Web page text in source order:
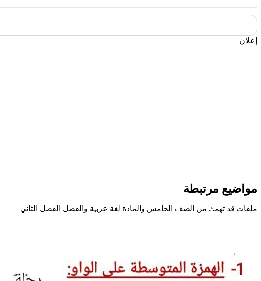
إعلان
مواضيع مرتبطة
ملفات قد تهمك من الصف الخامس والمادة لغة عربية والفصل الفصل الثاني